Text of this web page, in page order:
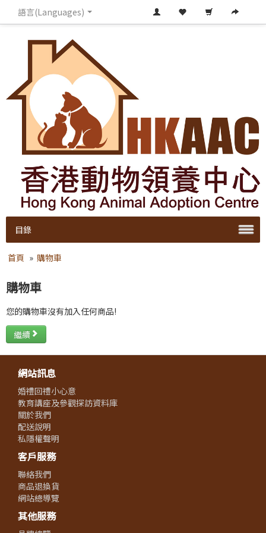
語言(Languages)
目錄
首頁 » 購物車
購物車
您的購物車沒有加入任何商品!
繼續
網站訊息
婚禮回禮小心意
教育講座及參觀探訪資料庫
關於我們
配送說明
私隱權聲明
客戶服務
聯絡我們
商品退換貨
網站總導覽
其他服務